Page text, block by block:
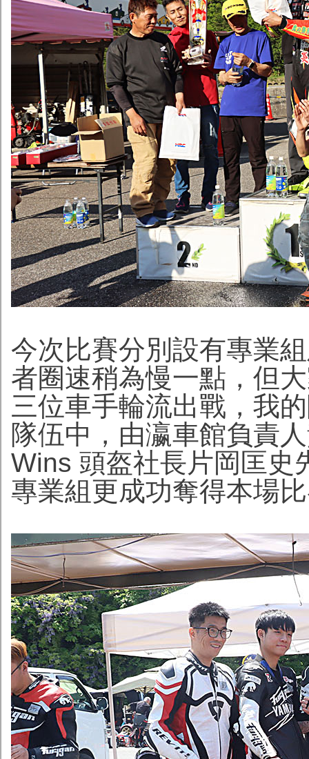
今次比賽分別設有專業
者圈速稍為慢一點，但
三位車手輪流出戰，我
隊伍中，由瀛車館負責
Wins 頭盔社長片岡匡史
專業組更成功奪得本場